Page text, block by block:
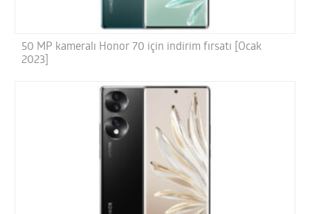
50 MP kameralı Honor 70 için indirim fırsatı [Ocak
2023]